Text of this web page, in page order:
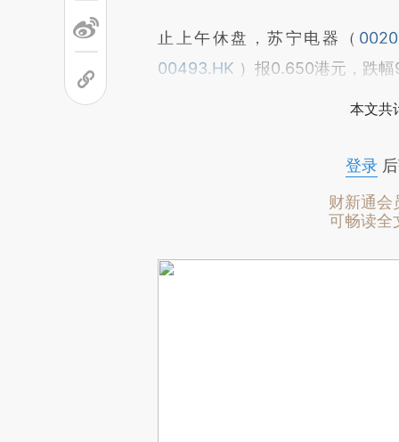
止上午休盘，苏宁电器（
00493.HK ）报0.650港元，跌幅
本文共
登录后
财新通会
可畅读全